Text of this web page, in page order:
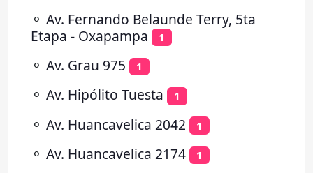
⚬ Av. Fernando Belaunde Terry, 5ta
Etapa - Oxapampa
1
⚬ Av. Grau 975 1
⚬ Av. Hipólito Tuesta 1
⚬ Av. Huancavelica 2042 1
⚬ Av. Huancavelica 2174 1